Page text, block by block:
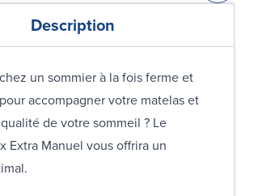
Description
un sommier à la fois ferme et
accompagner votre matelas et
de votre sommeil ? Le
Extra Manuel vous offrira un